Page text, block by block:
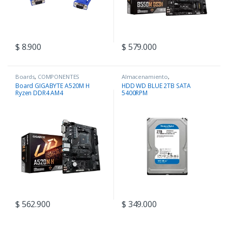
$ 8.900 $ 579.000
Boards, COMPONENTES
Board GIGABYTE A520M H
Ryzen DDR4 AM4
$ 562.900
Almacenamiento,
COMPONENTES
HDD WD BLUE 2TB SATA
5400RPM
$ 349.000